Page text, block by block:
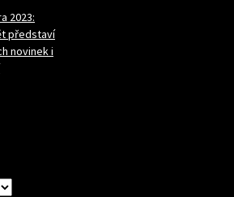
2023:
představí
novinek i